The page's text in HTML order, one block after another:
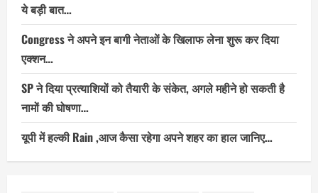
ये बड़ी बात…
Congress ने अपने इन बागी नेताओं के खिलाफ लेना शुरू कर दिया
एक्शन…
SP ने दिया प्रत्याशियों को तैयारी के संकेत, अगले महीने हो सकती है
नामों की घोषणा…
यूपी में हल्की Rain ,आज कैसा रहेगा अपने शहर का हाल जानिए…